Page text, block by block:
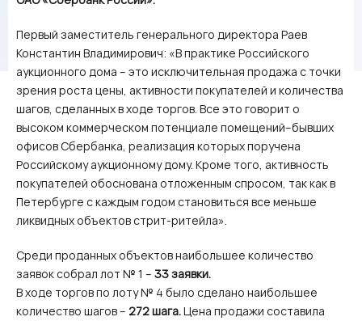
Первый заместитель генерального директора Раев
Константин Владимирович: «В практике Российского
аукционного дома – это исключительная продажа с точки
зрения роста цены, активности покупателей и количества
шагов, сделанных в ходе торгов. Все это говорит о
высоком коммерческом потенциале помещений–бывших
офисов Сбербанка, реализация которых поручена
Российскому аукционному дому. Кроме того, активность
покупателей обоснована отложенным спросом, так как в
Петербурге с каждым годом становиться все меньше
ликвидных объектов стрит-ритейла».
Среди проданных объектов наибольшее количество
заявок собрал лот № 1 – 33 заявки.
В ходе торгов по лоту № 4 было сделано наибольшее
количество шагов – 272 шага.Цена продажи составила